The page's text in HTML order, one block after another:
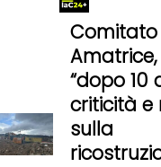
Amatrice,
“dopo 10
criticità e
sulla